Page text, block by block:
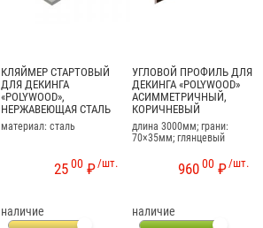
КЛЯЙМЕР СТАРТОВЫЙ
ДЛЯ ДЕКИНГА
«POLYWOOD»,
НЕРЖАВЕЮЩАЯ СТАЛЬ
материал: сталь
/шт.
2500 ₽
наличие
УГЛОВОЙ ПРОФИЛЬ ДЛЯ
ДЕКИНГА «POLYWOOD»
АСИММЕТРИЧНЫЙ,
КОРИЧНЕВЫЙ
длина 3000мм; грани:
70×35мм; глянцевый
/шт.
96000 ₽
наличие